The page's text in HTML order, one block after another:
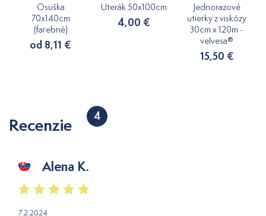
Osuška
70x140cm
(farebné)
od 8,11 €
Uterák 50x100cm
4,00 €
Jednorazové
utierky z viskózy
30cm x 120m -
velvesa®
15,50 €
Recenzie 4
Alena K.
7.2.2024